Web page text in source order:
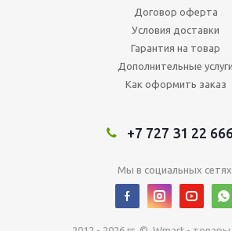
Договор оферта
Условия доставки
Гарантия на товар
Дополнительные услуги
Как оформить заказ
+7 727 31 22
Мы в социальных